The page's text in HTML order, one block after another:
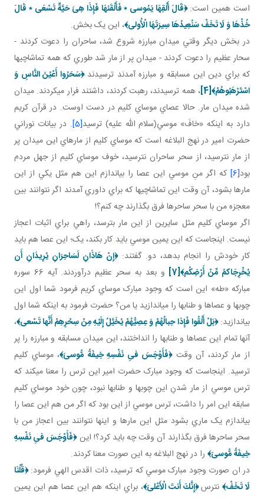
است همين است:﴿قَالَ أَلْقِهَا يَمُوسى ٭ فَأَلْقَئهَا فَإِذَا هِىَ حَيَّةٌ تَسْعَى ٭ قَالَ
خُذْهَا وَ لَا تَخَفْ سَنُعِيدُهَا سِيرَتَهَا الْأُولى‏﴾، اين يک بخش.
در بخش ديگر وقتي ميدان مبارزه شروع شد، ساحران را دعوت کردند -
سحار عظيم را دعوت کردند - ميدان پر از مار شد طوري که همه تماشاچي ها
که براي دين اين مسابقه و مبارزه آمدند ترسيدند﴿سَحَرُوا أَعْيُنَ النَّاسِ وَ
اسْتَرْهَبُوهُمْ﴾[4]
، همه ترسيدند، رهبت کردند، داشتند فرار مي کردند. ميدان
شده ميدان مار. حالا عصاي موساي کليم در دست اوست. در قرآن کريم
دارد به اينکه «خافَ» موسي(سلام الله عليه) ترسيد[5] . در بيانات نوراني
حضرت امير در نهج البلاغه است که موساي کليم از مارهاي اين ميدان پر
از مار نترسيد، از سحر ساحران نترسيد، خوف موساي کليم از جهل مردم
بود[6]
که اگر منِ موسي اين عصا را بياندازم اين هم مثل يکي از اين
مارها بشود، آن وقت اين تماشاچي ها که براي داوري آمدند اگر نتوانند بين
معجزه من با سحر ساحرها فرق بگذارند چه کنم؟!
اگر موساي کليم مثل سايرين از اين مار بترسد، راهي براي اثبات اعجاز
نيست. اينجاست که اين يمين موسي بايد کار بکند، يک؛ اين عصا هم بايد
کار خودش را انجام بدهد، دو. گفتند:﴿إِنْ هَاذَانِ لَسَاحِرَانِ يُرِيدَانِ أَن
يُخْرِجَاكمُ مِّنْ أَرْضِكُم﴾[7]
و بعد به سحر عظيم درآوردند. آيه 66 سوره
مبارکه «طه» اين است که وجود مبارک موساي کريم فرمود شما اول اين
چوب ها و عصاها و طناب ها را مي اندازيد يا من؟ حضرت فرمود به اينکه شما اول
بياندازيد:﴿بَلْ أَلْقُوا فَإِذا حِبالُهُمْ وَ عِصِيُّهُمْ يُخَيَّلُ إِلَيْهِ مِنْ سِحْرِهِمْ أَنَّها تَسْعى‏﴾،
آنها تمام اين عصاها و طناب ها را انداختند، اين ميدان مسابقه و مبارزه را پر
از مار کردند، آن وقت﴿فَأَوْجَسَ فىِ نَفْسِهِ خِيفَةً مُّوسىَ‏﴾، موساي کليم
ترسيد. اينجاست که وجود مبارک حضرت امير اين ترس را معنا مي کند که
ترس موسي از مار شدنِ اين چوب ها و طناب ها نبود، چون خود موساي کليم
سابقه اين امر را داشت، ترس موسي از اين بود که اگر من هم اين عصا را
بياندازم يک ماري بشود مثل اين مارها و اينها نتوانند بين اعجاز من با
سحر ساحرها فرق بگذارند آن وقت چه بايد کرد؟! اين﴿فَأَوْجَسَ فىِ نَفْسِهِ
خِيفَةً مُّوسىَ‏﴾ را در نهج البلاغه به اين صورت معنا کردند.
در ان صورت وجود مبارک موسي که ترسيد، ذات اقدس الهي فرمود:﴿قُلْنَا
لَا تَخَفْ﴾ نترس﴿إِنَّكَ أَنتَ الْأَعْلىَ‏﴾، براي اينکه هم اين عصا هم اين يمين